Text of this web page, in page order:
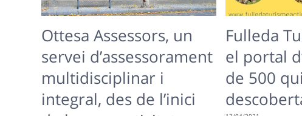
Ottesa Assessors, un
servei d’assessorament
multidisciplinar i
integral, des de l’inici
Fulleda
el portal
de 500